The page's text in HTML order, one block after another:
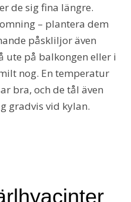
de sig fina längre.
– plantera dem
påskliljor även
ute på balkongen eller i
nog. En temperatur
bra, och de tål även
gradvis vid kylan.